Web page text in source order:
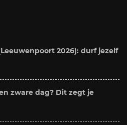
2026): durf jezelf
zware dag? Dit zegt je